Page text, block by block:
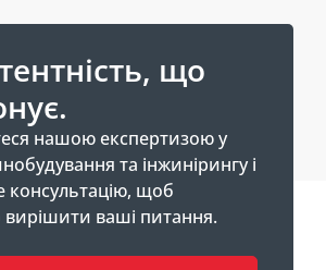
що
нашою експертизою у
та інжинірингу і
консультацію, щоб
вирішити ваші питання.